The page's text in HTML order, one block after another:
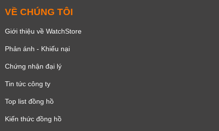
VỀ CHÚNG TÔI
Giới thiệu về WatchStore
Phản ánh - Khiếu nại
Chứng nhận đại lý
Tin tức công ty
Top list đồng hồ
Kiến thức đồng hồ